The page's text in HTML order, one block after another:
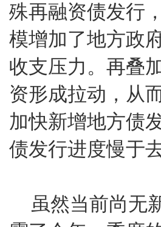
殊再融资债发行
模增加了地方政
收支压力。再叠
资形成拉动，从
加快新增地方债
债发行进度慢于
虽然当前尚无